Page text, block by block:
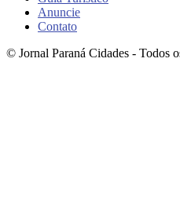
Anuncie
Contato
© Jornal Paraná Cidades - Todos